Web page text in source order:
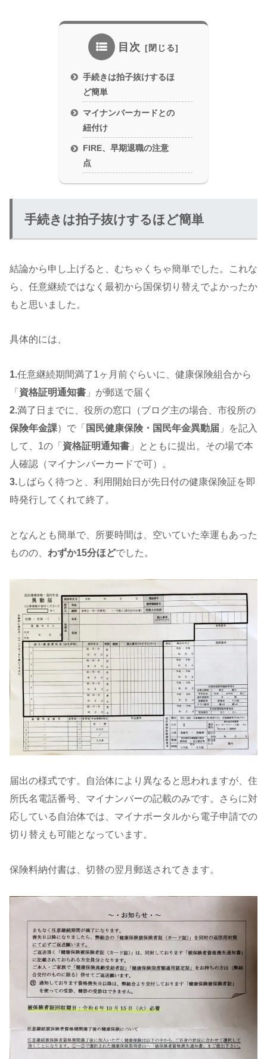
目次
手続きは拍子抜けするほ
ど簡単
マイナンバーカードとの
紐付け
FIRE、早期退職の注意
点
手続きは拍子抜けするほど簡単
結論から申し上げると、むちゃくちゃ簡単でした。これな
ら、任意継続ではなく最初から国保切り替えでよかったか
もと思いました。
具体的には、
1.任意継続期間満了1ヶ月前ぐらいに、健康保険組合から
「 資格証明通知書 」が郵送で届く
2.満了日までに、役所の窓口（ブログ主の場合、市役所の
保険年金課）で「 国民健康保険・国民年金異動届 」を記入
して、1の「 資格証明通知書 」とともに提出。その場で本
人確認（マイナンバーカードで可）。
3.しばらく待つと、利用開始日が先日付の健康保険証を即
時発行してくれて終了。
となんとも簡単で、所要時間は、空いていた幸運もあった
ものの、 わずか15分ほどでした。
届出の様式です。自治体により異なると思われますが、住
所氏名電話番号、マイナンバーの記載のみです。さらに対
応している自治体では、マイナポータルから電子申請での
切り替えも可能となっています。
保険料納付書は、切替の翌月郵送されてきます。